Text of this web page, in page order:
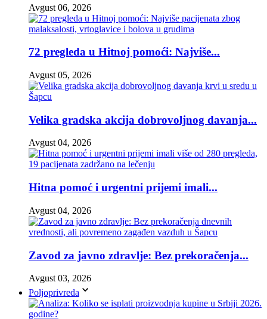
Avgust 06, 2026
72 pregleda u Hitnoj pomoći: Najviše...
Avgust 05, 2026
Velika gradska akcija dobrovoljnog davanja...
Avgust 04, 2026
Hitna pomoć i urgentni prijemi imali...
Avgust 04, 2026
Zavod za javno zdravlje: Bez prekoračenja...
Avgust 03, 2026
Poljoprivreda